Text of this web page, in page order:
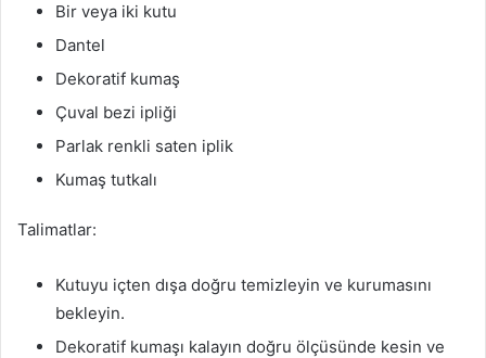
Bir veya iki kutu
Dantel
Dekoratif kumaş
Çuval bezi ipliği
Parlak renkli saten iplik
Kumaş tutkalı
Talimatlar:
Kutuyu içten dışa doğru temizleyin ve kurumasını
bekleyin.
Dekoratif kumaşı kalayın doğru ölçüsünde kesin ve